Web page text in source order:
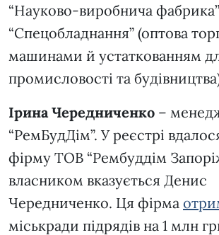
“Науково-виробнича фабрика”
“Спецобладнання” (оптова
машинами й устаткованням
промисловості та
Ірина Чередниченко –
“РемБудДім”. У реєстрі
фірму ТОВ “Рембуддім
власником вказується Денис
Чередниченко. Ця фірма
міськради підрядів на 1 млн